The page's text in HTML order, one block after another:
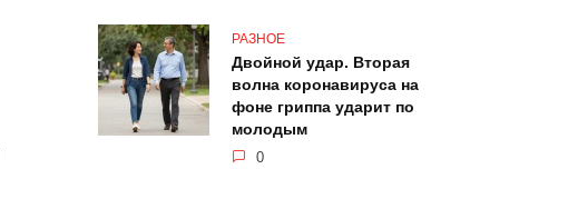
РАЗНОЕ
Двойной удар. Вторая
волна коронавируса на
фоне гриппа ударит по
молодым
0